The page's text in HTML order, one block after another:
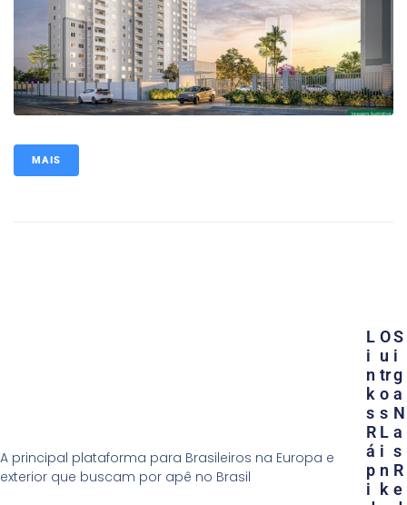
MAIS
A principal plataforma para Brasileiros na Europa e
exterior que buscam por apê no Brasil
O
U
Tr
O
S
L
I
N
K
L
I
N
K
S
R
Á
P
I
S
I
G
A
N
A
S
R
E